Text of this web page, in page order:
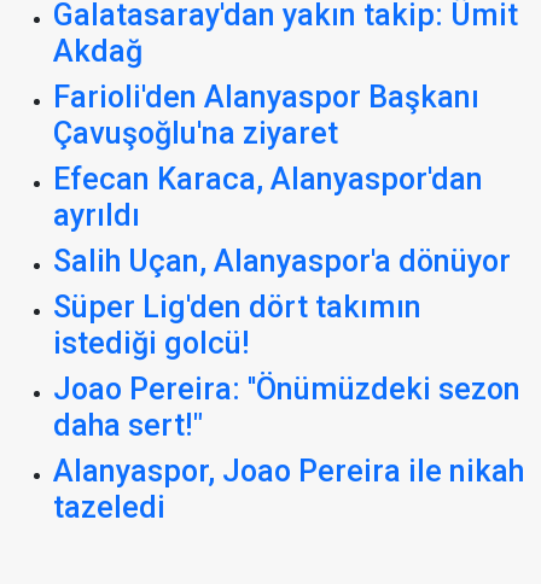
Galatasaray'dan yakın takip: Ümit
Akdağ
Farioli'den Alanyaspor Başkanı
Çavuşoğlu'na ziyaret
Efecan Karaca, Alanyaspor'dan
ayrıldı
Salih Uçan, Alanyaspor'a dönüyor
Süper Lig'den dört takımın
istediği golcü!
Joao Pereira: ''Önümüzdeki sezon
daha sert!"
Alanyaspor, Joao Pereira ile nikah
tazeledi